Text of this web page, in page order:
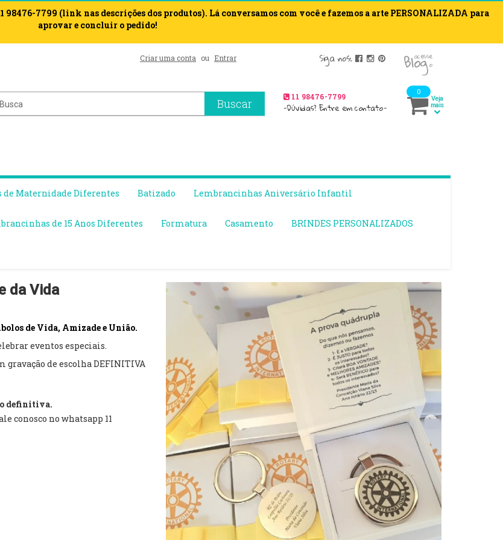
98476-7799 (link nas descrições dos produtos). Lá conversamos com você e fazemos a arte PERSONALIZADA para
aprovar e concluir o pedido!
Criar uma conta ou Entrar Siga nos: acesse
o
blog
Buscar 11 98476-7799
-Dúvidas? Entre em contato-
0
Veja
mais
Maternidade Diferentes Batizado Lembrancinhas Aniversário Infantil
de 15 Anos Diferentes Formatura Casamento BRINDES PERSONALIZADOS
da Vida
de Vida, Amizade e União.
eventos especiais.
de escolha DEFINITIVA
definitiva.
conosco no whatsapp 11